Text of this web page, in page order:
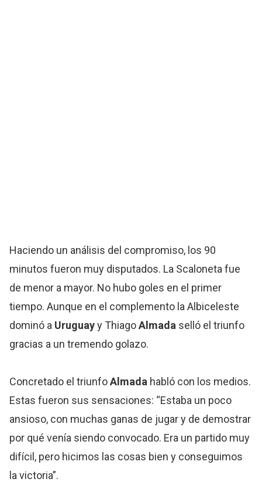
Haciendo un análisis del compromiso, los 90
minutos fueron muy disputados. La Scaloneta fue
de menor a mayor. No hubo goles en el primer
tiempo. Aunque en el complemento la Albiceleste
dominó a Uruguayy ThiagoAlmada selló el triunfo
gracias a un tremendo golazo.
Concretado el triunfoAlmada habló con los medios.
Estas fueron sus sensaciones: “Estaba un poco
ansioso, con muchas ganas de jugar y de demostrar
por qué venía siendo convocado. Era un partido muy
difícil, pero hicimos las cosas bien y conseguimos
la victoria”.